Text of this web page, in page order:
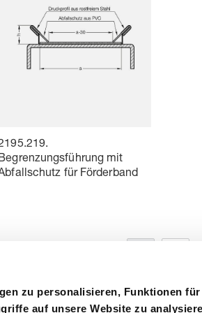
zu personalisieren, Funktionen für
auf unsere Website zu
mit
für Förderband